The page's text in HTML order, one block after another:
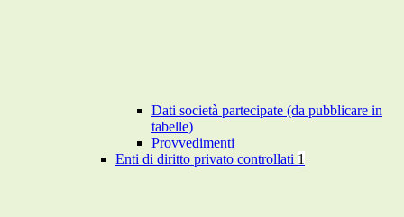
Dati società partecipate (da pubblicare in
tabelle)
Provvedimenti
Enti di diritto privato controllati 1